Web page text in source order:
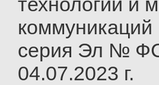
серия Эл №
04.07.2023 г.